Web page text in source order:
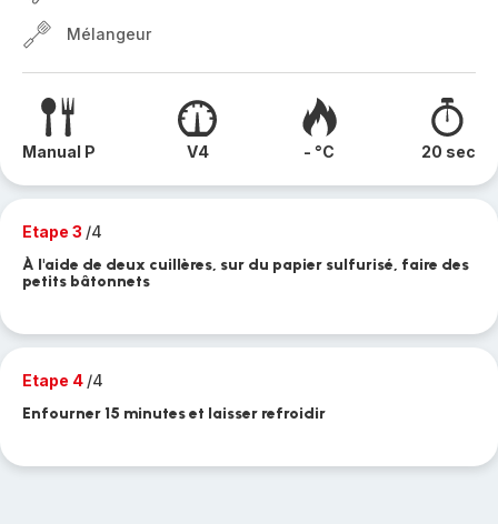
Mélangeur
Manual P V4 - °C 20 sec
Etape 3 /4
À l'aide de deux cuillères, sur du papier sulfurisé, faire des
petits bâtonnets
Etape 4 /4
Enfourner 15 minutes et laisser refroidir